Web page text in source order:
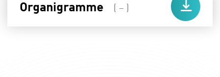
Organigramme ( – )